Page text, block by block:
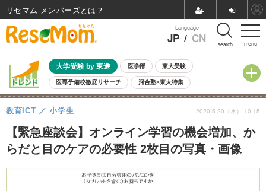
menu
Language
JP / CN search
大学受験 by 東進 医学部 東大受験
医専予備校徹底リサーチ 河合塾×東大特集
親子で考える大学選び 高校受験 中学受験 小学校受験
共通テスト 夏休み
8月開催イベント・WS 全国公立高校 過去問 人気記事
自由研究教材（小学生向け） 自由研究教材（中学生向け） ランキング
【緊急座談会】オンライン学習の機会増加、か
らだと目のケアの必要性 2枚目の写真・画像
教育ICT 小学生 2020.5.20（水） 10:15
リセマム メンバーズ